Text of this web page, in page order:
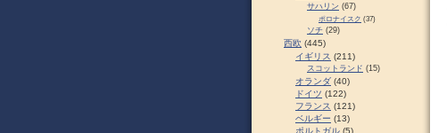
サハリン (67)
ポロナイスク (37)
ソチ (29)
西欧 (445)
イギリス (211)
スコットランド (15)
オランダ (40)
ドイツ (122)
フランス (121)
ベルギー (13)
ポルトガル (5)